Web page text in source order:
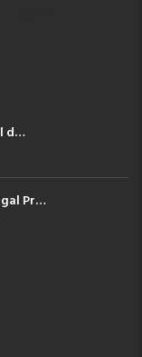
5º Salão Internacional de Impressão, Imagem, Comunicação Digital e Têxtil Promocional
1ª Edição do Portugal Print